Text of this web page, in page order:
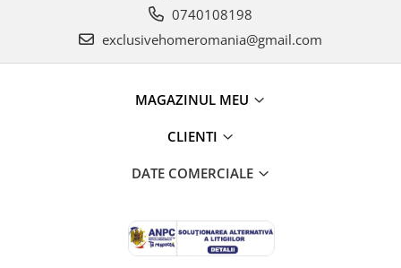
0740108198
exclusivehomeromania@gmail.com
MAGAZINUL MEU
CLIENTI
DATE COMERCIALE